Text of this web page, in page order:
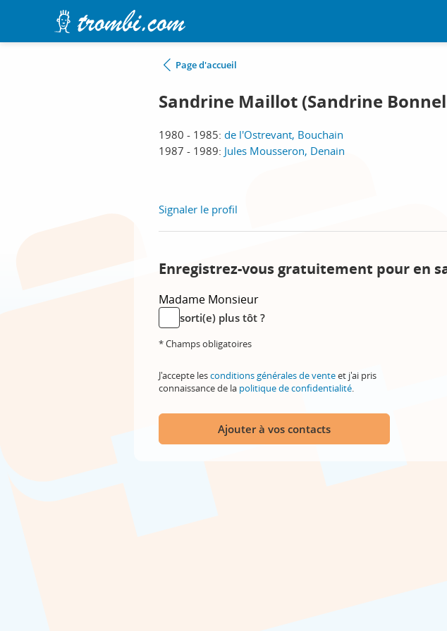
Page d'accueil
Sandrine Maillot (Sandrine
1980 - 1985: de l'Ostrevant, Bouchain
1987 - 1989: Jules Mousseron, Denain
Signaler le profil
Enregistrez-vous gratuitement pour en
Madame Monsieur
sorti(e) plus tôt ?
* Champs obligatoires
J'accepte lesconditions générales de venteet j'ai pris
connaissance de la politique de confidentialité.
Ajouter à vos contacts